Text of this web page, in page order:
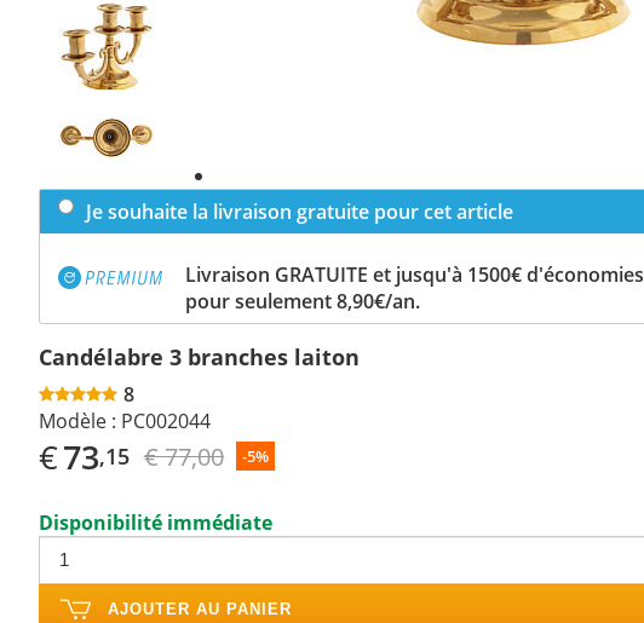
Previous
slide
Next
slide
Je souhaite la livraison gratuite pour cet article
Livraison GRATUITE et jusqu'à 1500€ d'économies
pour seulement 8,90€/an.
Candélabre 3 branches laiton
8
Modèle : PC002044
€73,15 € 77,00 -5%
Disponibilité immédiate
AJOUTER AU PANIER